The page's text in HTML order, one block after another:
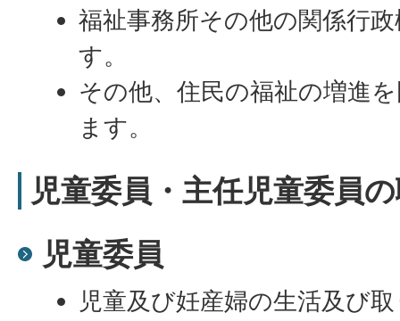
福祉事務所その他の関係行
す。
その他、住民の福祉の増進
ます。
児童委員・主任児童委員
児童委員
児童及び妊産婦の生活及び